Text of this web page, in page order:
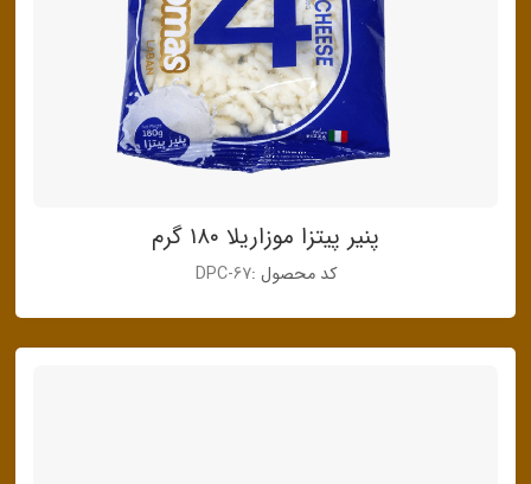
پنیر پیتزا موزاریلا ۱۸۰ گرم
کد محصول :DPC-67